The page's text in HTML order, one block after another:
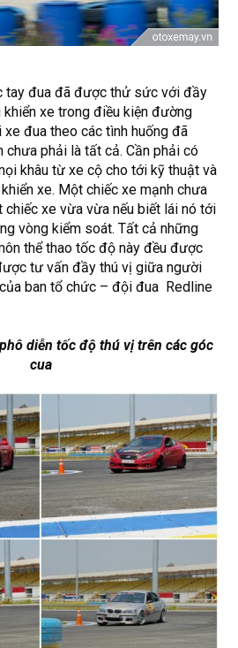
tay đua đã được thử sức với đầy
xe trong điều kiện đường
xe đua theo các tình huống đã
chưa phải là tất cả. Cần phải có
khâu từ xe cộ cho tới kỹ thuật và
xe. Một chiếc xe mạnh chưa
chiếc xe vừa vừa nếu biết lái nó tới
vòng kiểm soát. Tất cả những
thể thao tốc độ này đều được
tư vấn đầy thú vị giữa người
ban tổ chức – đội đua Redline
diễn tốc độ thú vị trên các góc
cua